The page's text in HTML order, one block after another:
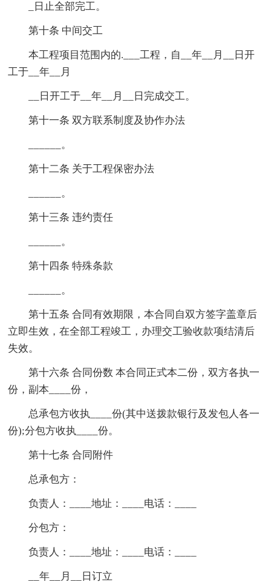
_日止全部完工。
第十条 中间交工
本工程项目范围内的.___工程，自__年__月__日开
工于__年__月
__日开工于__年__月__日完成交工。
第十一条 双方联系制度及协作办法
______。
第十二条 关于工程保密办法
______。
第十三条 违约责任
______。
第十四条 特殊条款
______。
第十五条 合同有效期限，本合同自双方签字盖章后
立即生效，在全部工程竣工，办理交工验收款项结清后
失效。
第十六条 合同份数 本合同正式本二份，双方各执一
份，副本____份，
总承包方收执____份(其中送拨款银行及发包人各一
份);分包方收执____份。
第十七条 合同附件
总承包方：
负责人：____地址：____电话：____
分包方：
负责人：____地址：____电话：____
__年__月__日订立